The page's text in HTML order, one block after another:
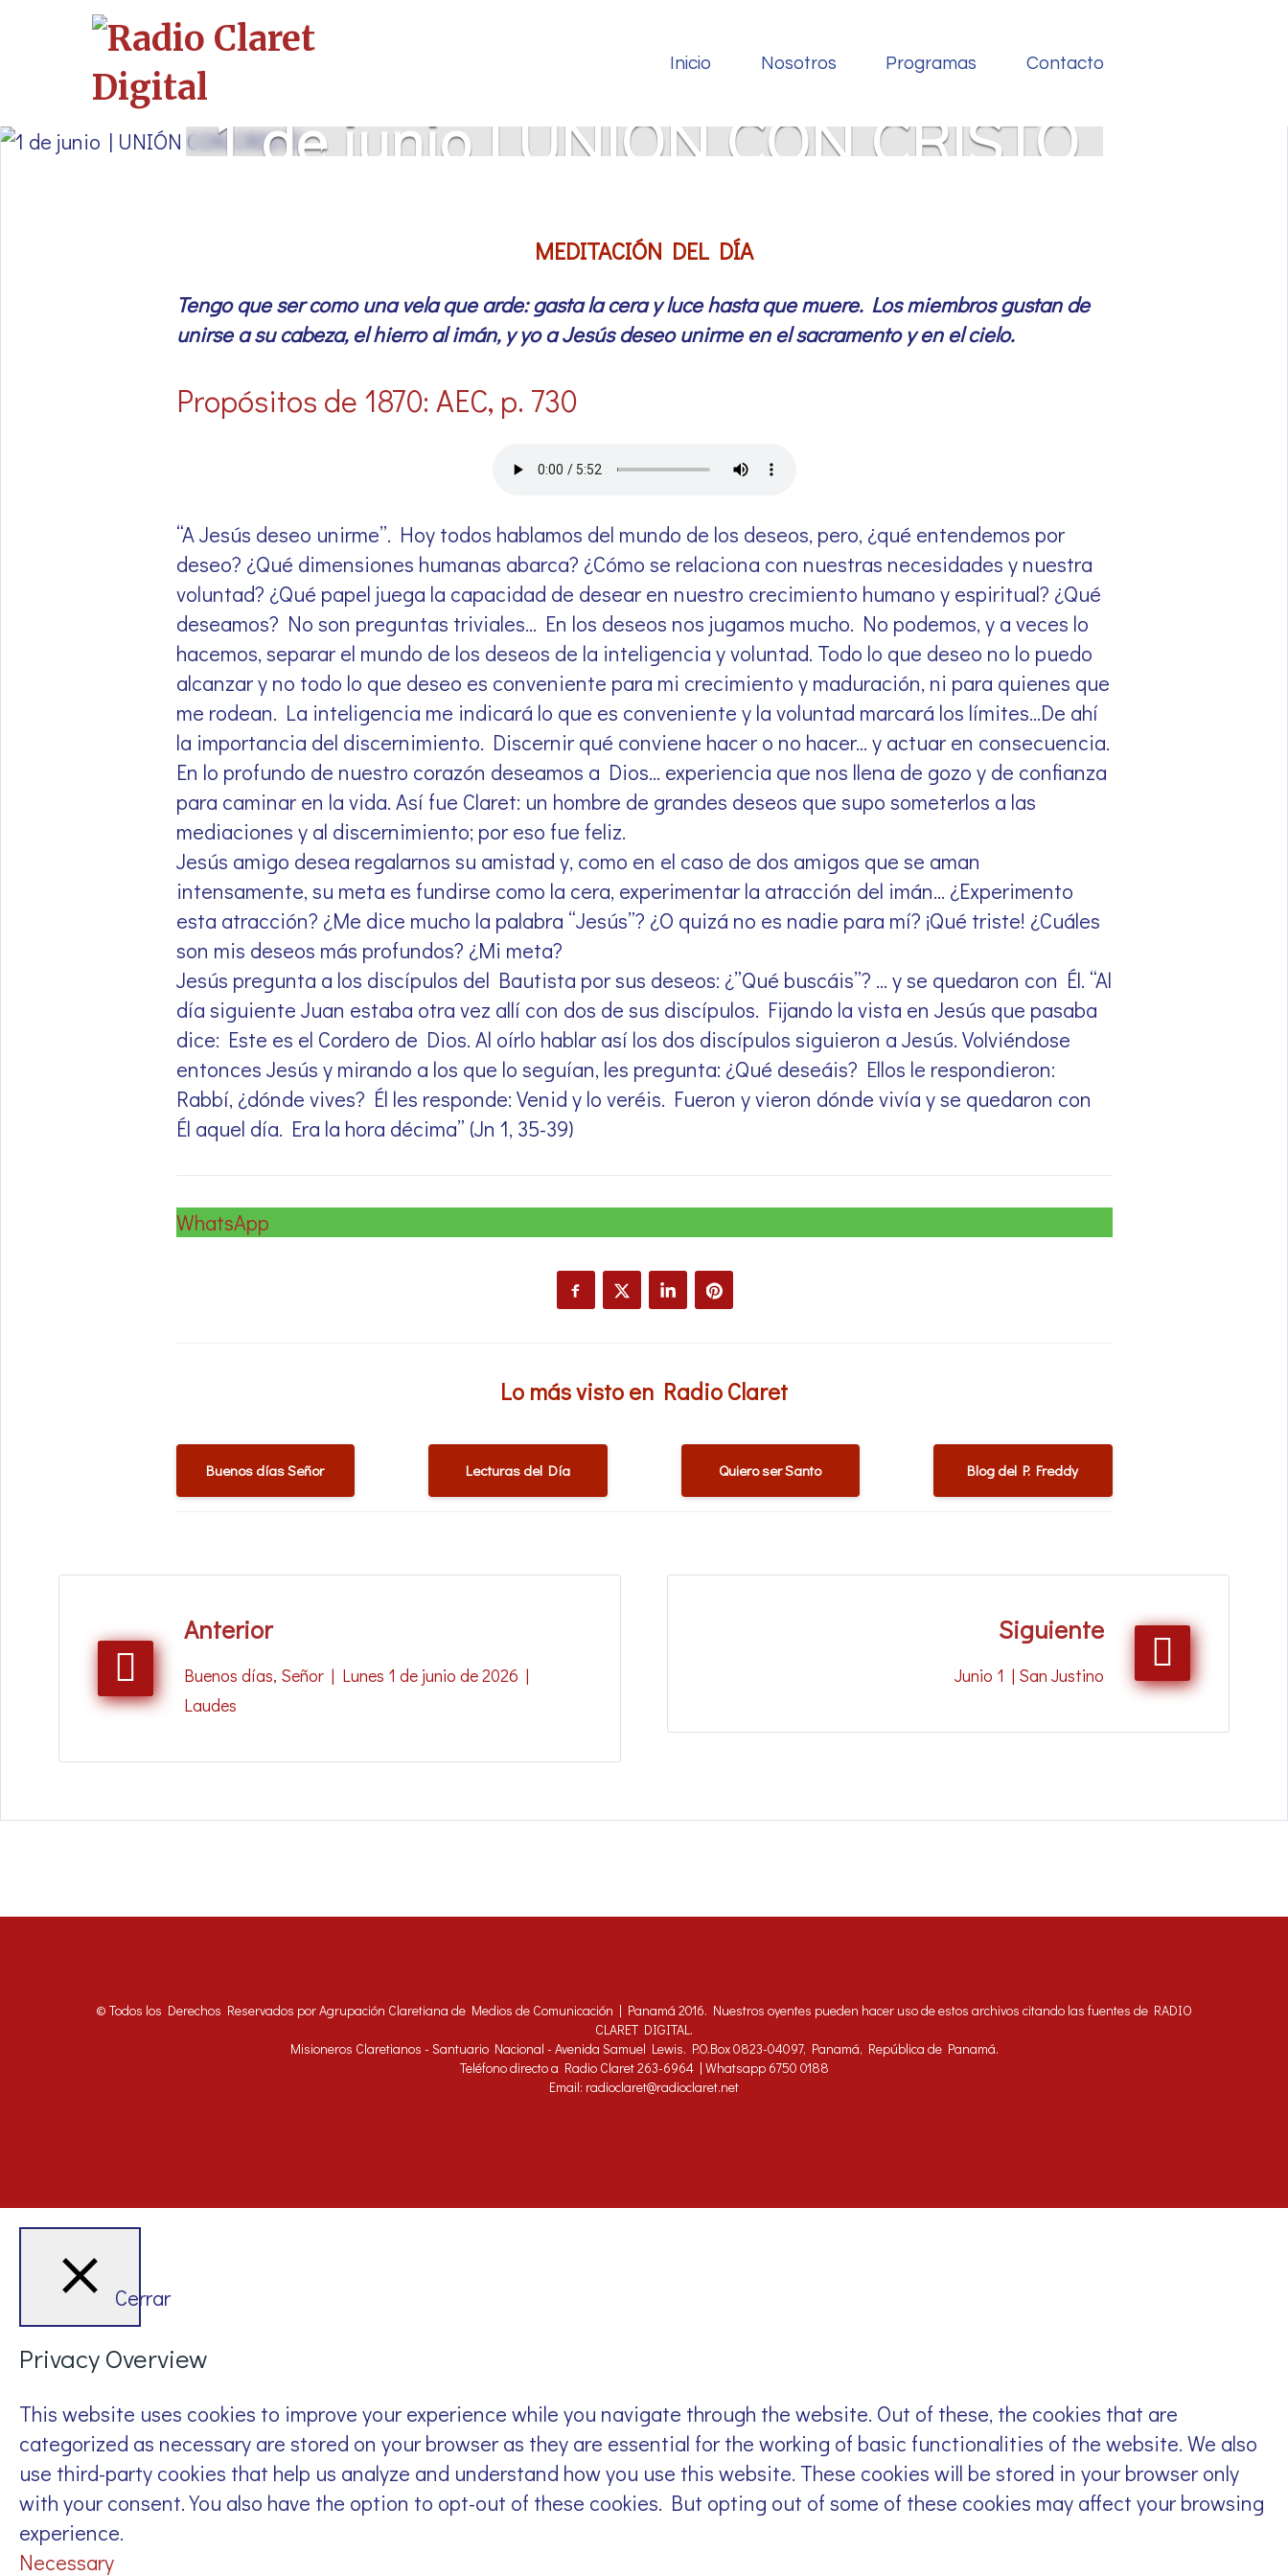
Inicio Nosotros Programas Contacto
1 de junio | UNIÓN CON CRISTO
MEDITACIÓN DEL DÍA
Tengo que ser como una vela que arde: gasta la cera y luce hasta que muere. Los miembros gustan de
unirse a su cabeza, el hierro al imán, y yo a Jesús deseo unirme en el sacramento y en el cielo.
Propósitos de 1870: AEC, p. 730
“A Jesús deseo unirme”. Hoy todos hablamos del mundo de los deseos, pero, ¿qué entendemos por
deseo? ¿Qué dimensiones humanas abarca? ¿Cómo se relaciona con nuestras necesidades y nuestra
voluntad? ¿Qué papel juega la capacidad de desear en nuestro crecimiento humano y espiritual? ¿Qué
deseamos? No son preguntas triviales… En los deseos nos jugamos mucho. No podemos, y a veces lo
hacemos, separar el mundo de los deseos de la inteligencia y voluntad. Todo lo que deseo no lo puedo
alcanzar y no todo lo que deseo es conveniente para mi crecimiento y maduración, ni para quienes que
me rodean. La inteligencia me indicará lo que es conveniente y la voluntad marcará los límites…De ahí
la importancia del discernimiento. Discernir qué conviene hacer o no hacer… y actuar en consecuencia.
En lo profundo de nuestro corazón deseamos a Dios… experiencia que nos llena de gozo y de confianza
para caminar en la vida. Así fue Claret: un hombre de grandes deseos que supo someterlos a las
mediaciones y al discernimiento; por eso fue feliz.
Jesús amigo desea regalarnos su amistad y, como en el caso de dos amigos que se aman
intensamente, su meta es fundirse como la cera, experimentar la atracción del imán… ¿Experimento
esta atracción? ¿Me dice mucho la palabra “Jesús”? ¿O quizá no es nadie para mí? ¡Qué triste! ¿Cuáles
son mis deseos más profundos? ¿Mi meta?
Jesús pregunta a los discípulos del Bautista por sus deseos: ¿”Qué buscáis”? … y se quedaron con Él. “Al
día siguiente Juan estaba otra vez allí con dos de sus discípulos. Fijando la vista en Jesús que pasaba
dice: Este es el Cordero de Dios. Al oírlo hablar así los dos discípulos siguieron a Jesús. Volviéndose
entonces Jesús y mirando a los que lo seguían, les pregunta: ¿Qué deseáis? Ellos le respondieron:
Rabbí, ¿dónde vives? Él les responde: Venid y lo veréis. Fueron y vieron dónde vivía y se quedaron con
Él aquel día. Era la hora décima” (Jn 1, 35-39)
WhatsApp
FacebookTwitter LinkedInPinterest
Lo más visto en Radio Claret
Buenos días Señor Lecturas del Día Quiero ser Santo Blog del P. Freddy
Navegación
de
entradas
Anterior
Buenos días, Señor | Lunes 1 de junio de 2026 |
Laudes
Siguiente
Junio 1 | San Justino
© Todos los Derechos Reservados por Agrupación Claretiana de Medios de Comunicación | Panamá 2016. Nuestros oyentes pueden hacer uso de estos archivos citando las fuentes de RADIO
CLARET DIGITAL.
Misioneros Claretianos - Santuario Nacional - Avenida Samuel Lewis. P.O.Box 0823-04097, Panamá, República de Panamá.
Teléfono directo a Radio Claret 263-6964 | Whatsapp 6750 0188
Email: radioclaret@radioclaret.net
Cerrar
Privacy Overview
This website uses cookies to improve your experience while you navigate through the website. Out of these, the cookies that are
categorized as necessary are stored on your browser as they are essential for the working of basic functionalities of the website. We also
use third-party cookies that help us analyze and understand how you use this website. These cookies will be stored in your browser only
with your consent. You also have the option to opt-out of these cookies. But opting out of some of these cookies may affect your browsing
experience.
Necessary